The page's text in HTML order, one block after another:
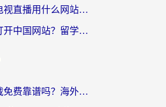
海外看国内电视直播用什么网站比较好？一篇解决你所有追剧难题的实用指南
在国外如何打开中国网站？留学生与海外华人的无缝访问指南
雷霆加速下载免费靠谱吗？海外党选回国加速器的避坑指南（附热门工具对比）